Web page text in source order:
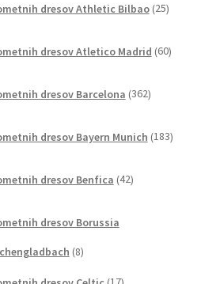
dresov Athletic Bilbao 25izdelkov
dresov Atletico Madrid 60izdelkov
dresov Barcelona 362izdelkov
dresov Bayern Munich 183izdelkov
dresov Benfica 42izdelkov
dresov Borussia
88